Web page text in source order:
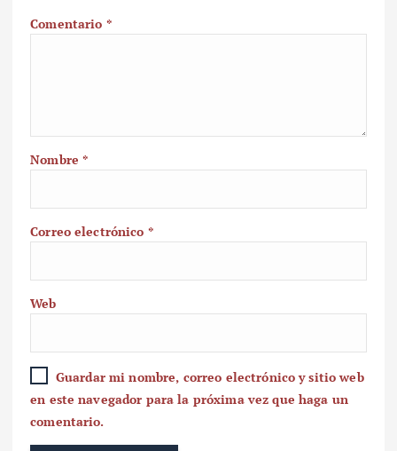
Comentario *
Nombre*
Correo electrónico *
Web
Guardar mi nombre, correo electrónico y sitio web
en este navegador para la próxima vez que haga un
comentario.